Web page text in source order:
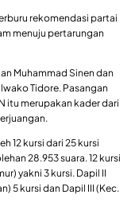
rekomendasi partai
menuju pertarungan
Muhammad Sinen dan
Tidore. Pasangan
itu merupakan kader dari
12 kursi dari 25 kursi
28.953 suara. 12 kursi
yakni 3 kursi. Dapil II
5 kursi dan Dapil III (Kec.